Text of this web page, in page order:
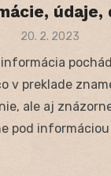
údaje,
Posted
20. 2. 2023
v preklade
ale aj
pod